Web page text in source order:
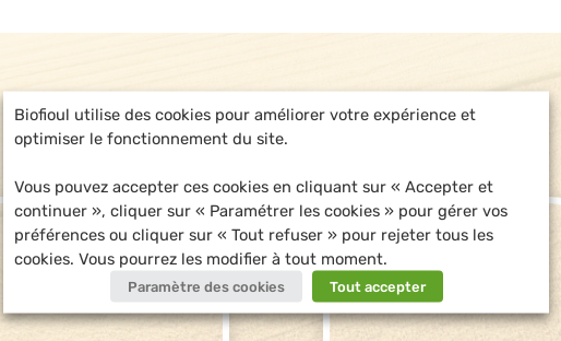
Biofioul utilise des cookies pour améliorer votre expérience et
optimiser le fonctionnement du site.
Vous pouvez accepter ces cookies en cliquant sur « Accepter et
continuer », cliquer sur « Paramétrer les cookies » pour gérer vos
préférences ou cliquer sur « Tout refuser » pour rejeter tous les
cookies. Vous pourrez les modifier à tout moment.
Paramètre des cookies Tout accepter